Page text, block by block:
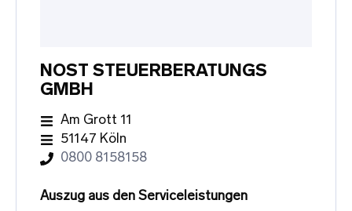
NOST STEUERBERATUNGS
GMBH
Am Grott 11
51147 Köln
0800 8158158
Auszug aus den Serviceleistungen